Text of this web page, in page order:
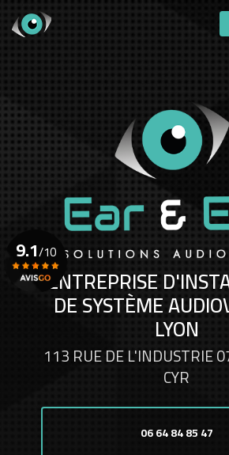
contenu
ENTREPRISE
DE SYSTÈME
LYON
113 RUE DE L'INDUSTRIE
CYR
06 64 84 85 47
9.1/10
Voir le certificat